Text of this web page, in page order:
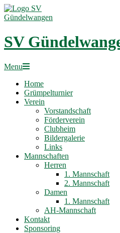
Skip
to
SV
Primary
Menu
Menu
Home
Grümpelturnier
Verein
Vorstandschaft
Förderverein
Clubheim
Bildergalerie
Links
Mannschaften
Herren
1. Mannschaft
2. Mannschaft
Damen
1. Mannschaft
AH-Mannschaft
Kontakt
Sponsoring